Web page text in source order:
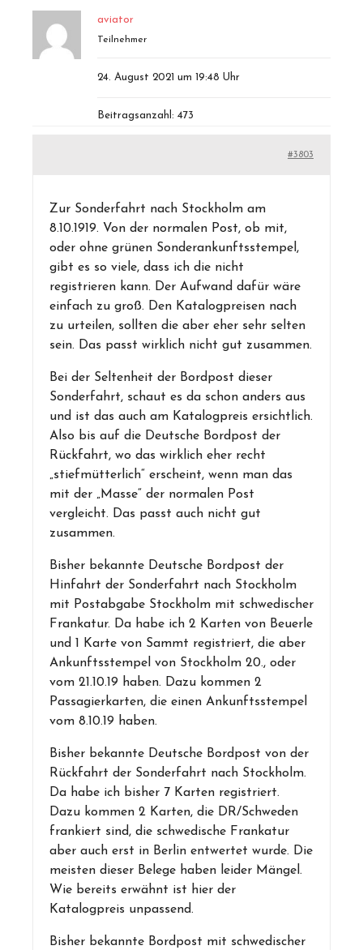
aviator
Teilnehmer
24. August 2021 um 19:48 Uhr
Beitragsanzahl: 473
#3803
Zur Sonderfahrt nach Stockholm am
8.10.1919. Von der normalen Post, ob mit,
oder ohne grünen Sonderankunftsstempel,
gibt es so viele, dass ich die nicht
registrieren kann. Der Aufwand dafür wäre
einfach zu groß. Den Katalogpreisen nach
zu urteilen, sollten die aber eher sehr selten
sein. Das passt wirklich nicht gut zusammen.
Bei der Seltenheit der Bordpost dieser
Sonderfahrt, schaut es da schon anders aus
und ist das auch am Katalogpreis ersichtlich.
Also bis auf die Deutsche Bordpost der
Rückfahrt, wo das wirklich eher recht
„stiefmütterlich“ erscheint, wenn man das
mit der „Masse“ der normalen Post
vergleicht. Das passt auch nicht gut
zusammen.
Bisher bekannte Deutsche Bordpost der
Hinfahrt der Sonderfahrt nach Stockholm
mit Postabgabe Stockholm mit schwedischer
Frankatur. Da habe ich 2 Karten von Beuerle
und 1 Karte von Sammt registriert, die aber
Ankunftsstempel von Stockholm 20., oder
vom 21.10.19 haben. Dazu kommen 2
Passagierkarten, die einen Ankunftsstempel
vom 8.10.19 haben.
Bisher bekannte Deutsche Bordpost von der
Rückfahrt der Sonderfahrt nach Stockholm.
Da habe ich bisher 7 Karten registriert.
Dazu kommen 2 Karten, die DR/Schweden
frankiert sind, die schwedische Frankatur
aber auch erst in Berlin entwertet wurde. Die
meisten dieser Belege haben leider Mängel.
Wie bereits erwähnt ist hier der
Katalogpreis unpassend.
Bisher bekannte Bordpost mit schwedischer